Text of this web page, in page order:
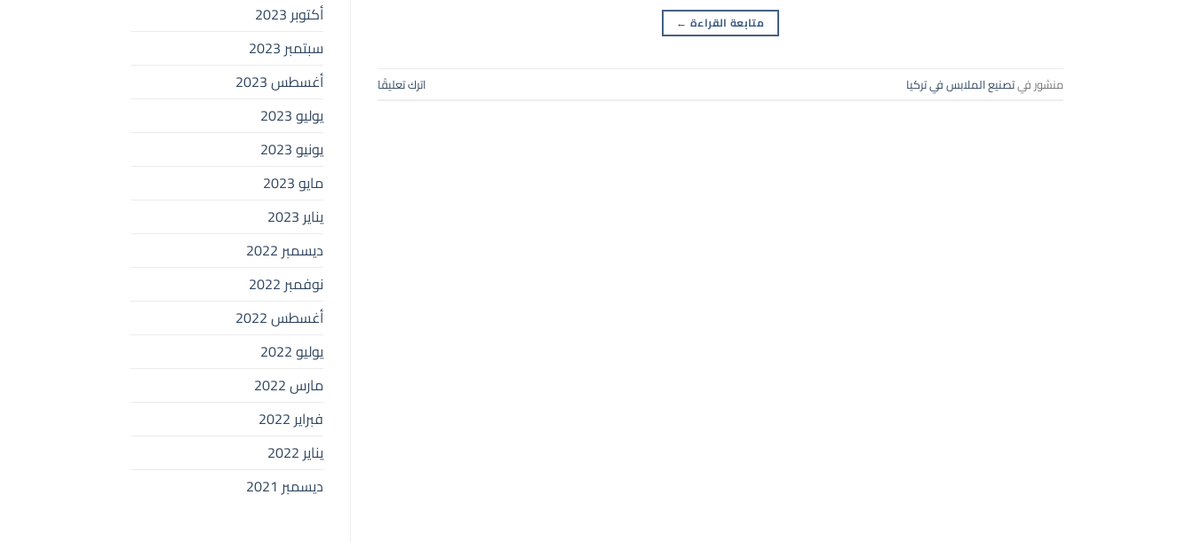
متابعة القراءة ←
منشور فيتصنيع الملابس في تركيا اترك تعليقًا
أكتوبر 2023
سبتمبر 2023
أغسطس 2023
يوليو 2023
يونيو 2023
مايو 2023
يناير 2023
ديسمبر 2022
نوفمبر 2022
أغسطس 2022
يوليو 2022
مارس 2022
فبراير 2022
يناير 2022
ديسمبر 2021